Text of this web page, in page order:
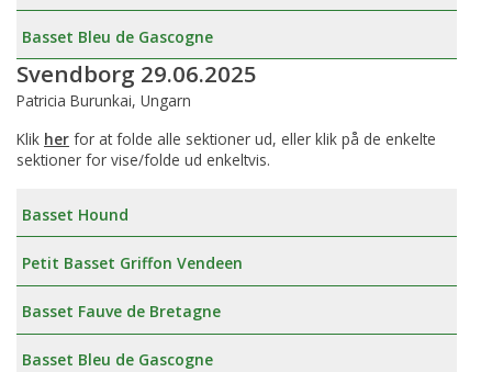
Basset Bleu de Gascogne
Svendborg 29.06.2025
Patricia Burunkai, Ungarn
Klik her for at folde alle sektioner ud, eller klik på de enkelte
sektioner for vise/folde ud enkeltvis.
Basset Hound
Petit Basset Griffon Vendeen
Basset Fauve de Bretagne
Basset Bleu de Gascogne